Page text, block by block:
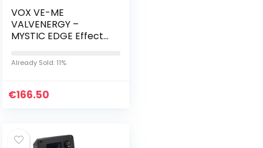
VOX VE-ME
VALVENERGY –
MYSTIC EDGE Effects
Already Sold: 11%
€166.50